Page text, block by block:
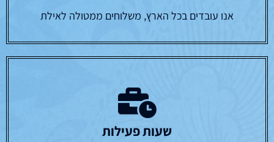
אנו עובדים בכל הארץ, משלוחים ממטולה לאילת
שעות פעילות